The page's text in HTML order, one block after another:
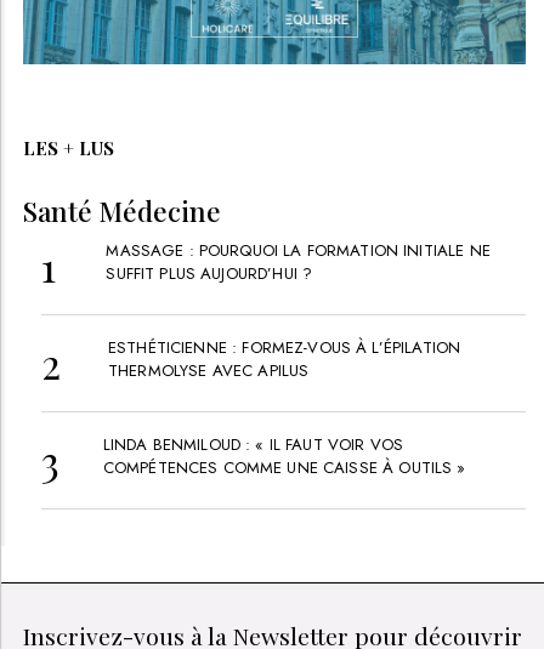
LES + LUS
Santé Médecine
MASSAGE : POURQUOI LA FORMATION INITIALE NE
SUFFIT PLUS AUJOURD’HUI ?
ESTHÉTICIENNE : FORMEZ-VOUS À L’ÉPILATION
THERMOLYSE AVEC APILUS
LINDA BENMILOUD : « IL FAUT VOIR VOS
COMPÉTENCES COMME UNE CAISSE À OUTILS »
Inscrivez-vous à la Newsletter pour découvrir